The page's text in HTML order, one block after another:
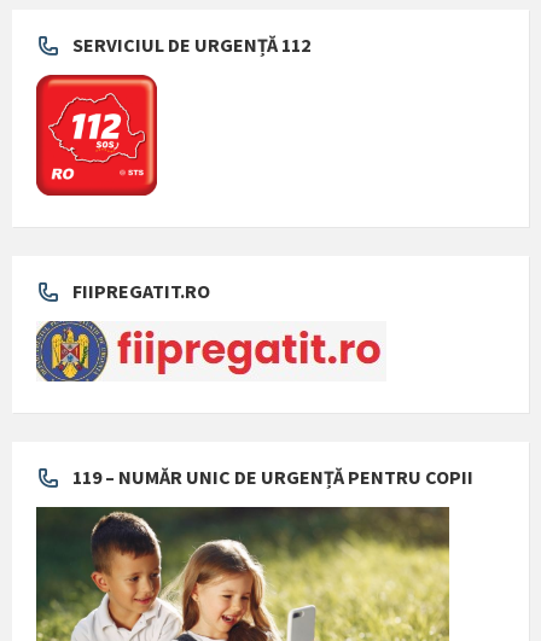
SERVICIUL DE URGENȚĂ 112
FIIPREGATIT.RO
119 – NUMĂR UNIC DE URGENȚĂ PENTRU COPII